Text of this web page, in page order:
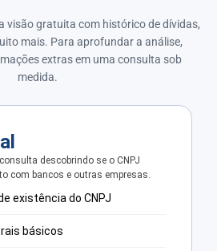
visão gratuita com histórico de dívidas,
mais. Para aprofundar a análise,
extras em uma consulta sob
medida.
descobrindo se o CNPJ
com bancos e outras empresas.
existência do CNPJ
básicos